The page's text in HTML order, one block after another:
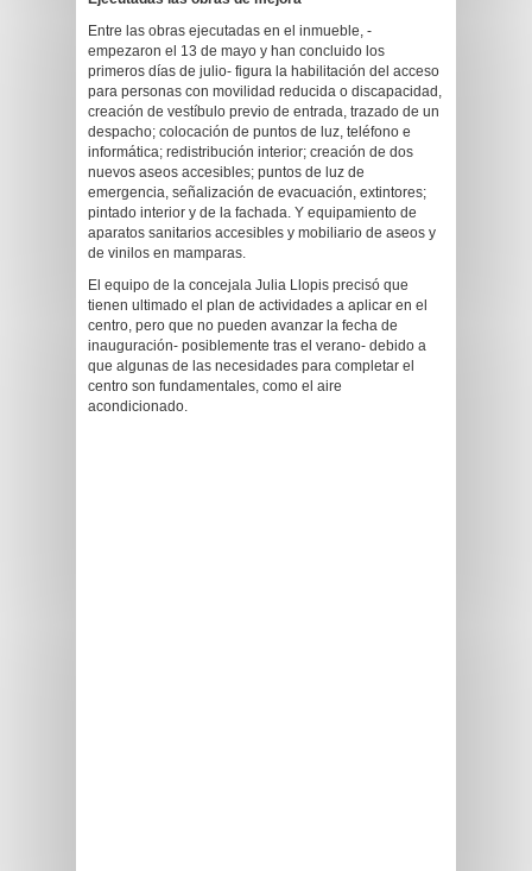
Entre las obras ejecutadas en el inmueble, -
empezaron el 13 de mayo y han concluido los
primeros días de julio- figura la habilitación del acceso
para personas con movilidad reducida o discapacidad,
creación de vestíbulo previo de entrada, trazado de un
despacho; colocación de puntos de luz, teléfono e
informática; redistribución interior; creación de dos
nuevos aseos accesibles; puntos de luz de
emergencia, señalización de evacuación, extintores;
pintado interior y de la fachada. Y equipamiento de
aparatos sanitarios accesibles y mobiliario de aseos y
de vinilos en mamparas.
El equipo de la concejala Julia Llopis precisó que
tienen ultimado el plan de actividades a aplicar en el
centro, pero que no pueden avanzar la fecha de
inauguración- posiblemente tras el verano- debido a
que algunas de las necesidades para completar el
centro son fundamentales, como el aire
acondicionado.